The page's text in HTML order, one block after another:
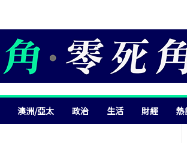
澳洲/亞太 政治 生活 財經 熱